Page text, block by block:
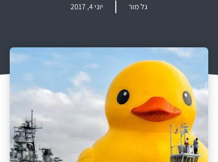
גל מור יוני 4, 2017